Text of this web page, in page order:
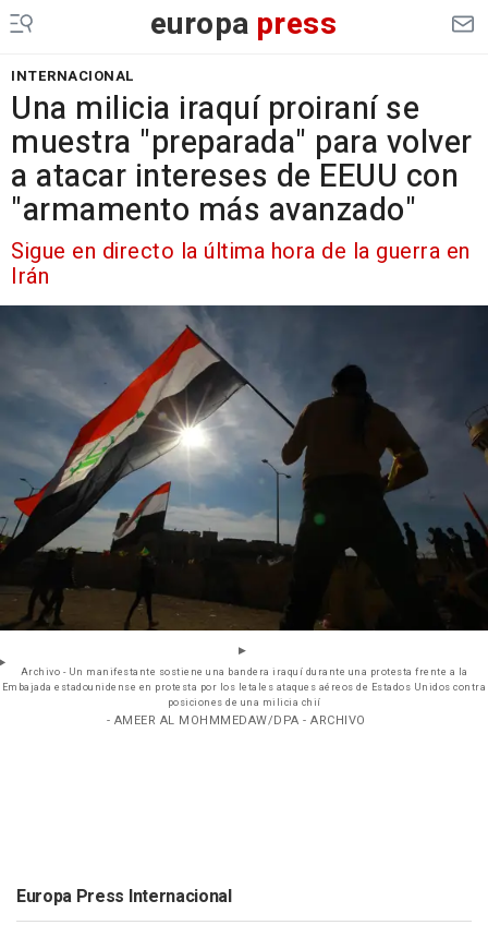
europa press
INTERNACIONAL
Una milicia iraquí proiraní se
muestra "preparada" para volver
a atacar intereses de EEUU con
"armamento más avanzado"
Sigue en directo la última hora de la guerra en
Irán
Archivo - Un manifestante sostiene una bandera iraquí durante una protesta frente a la
Embajada estadounidense en protesta por los letales ataques aéreos de Estados Unidos contra
posiciones de una milicia chií
- AMEER AL MOHMMEDAW/DPA - ARCHIVO
Europa Press Internacional